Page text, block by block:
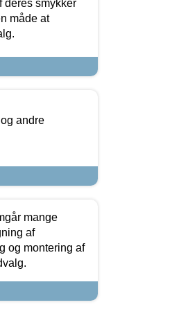
deres smykker
måde at
andre
mange
af
og montering af